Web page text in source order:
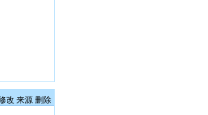
改 来源 删除